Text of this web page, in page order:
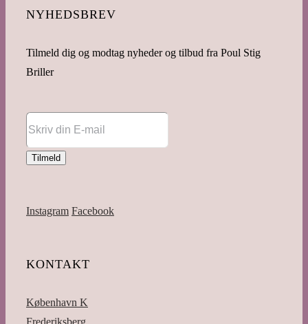
NYHEDSBREV
Tilmeld dig og modtag nyheder og tilbud fra Poul Stig
Briller
Instagram Facebook
KONTAKT
København K
Frederiksberg